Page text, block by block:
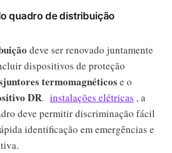
quadro de distribuição
deve ser renovado juntamente
dispositivos de proteção
termomagnéticos e o
DR. instalações elétricas , a
deve permitir discriminação fácil
identificação em emergências e